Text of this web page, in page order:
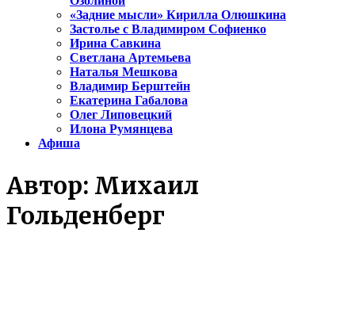
«Задние мысли» Кирилла Олюшкина
Застолье с Владимиром Софиенко
Ирина Савкина
Светлана Артемьева
Наталья Мешкова
Владимир Берштейн
Екатерина Габалова
Олег Липовецкий
Илона Румянцева
Афиша
Автор: Михаил
Гольденберг